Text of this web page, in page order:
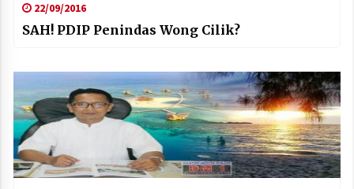
22/09/2016
SAH! PDIP Penindas Wong Cilik?